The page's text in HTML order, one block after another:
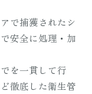
で捕獲されたシ
安全に処理・加
を一貫して行
徹底した衛生管